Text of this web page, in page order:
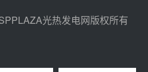
光热发电网版权所有